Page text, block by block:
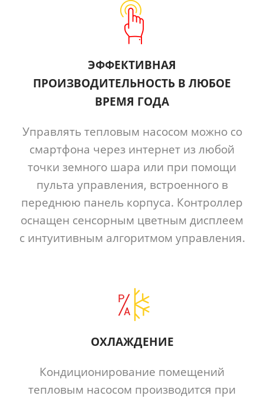
ЭФФЕКТИВНАЯ
ПРОИЗВОДИТЕЛЬНОСТЬ В ЛЮБОЕ
ВРЕМЯ ГОДА
Управлять тепловым насосом можно со
смартфона через интернет из любой
точки земного шара или при помощи
пульта управления, встроенного в
переднюю панель корпуса. Контроллер
оснащен сенсорным цветным дисплеем
с интуитивным алгоритмом управления.
ОХЛАЖДЕНИЕ
Кондиционирование помещений
тепловым насосом производится при